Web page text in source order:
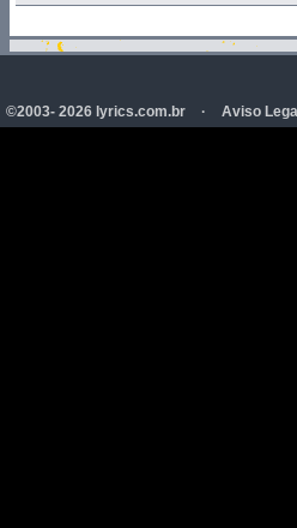
©2003- 2026 lyrics.com.br · Aviso